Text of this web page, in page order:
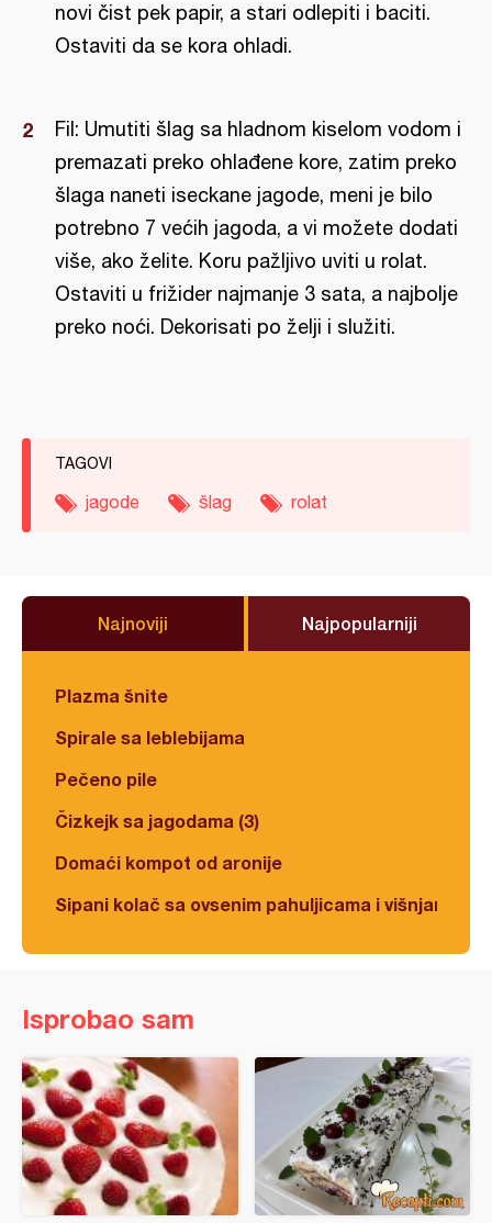
novi čist pek papir, a stari odlepiti i baciti.
Ostaviti da se kora ohladi.
Fil: Umutiti šlag sa hladnom kiselom vodom i
premazati preko ohlađene kore, zatim preko
šlaga naneti iseckane jagode, meni je bilo
potrebno 7 većih jagoda, a vi možete dodati
više, ako želite. Koru pažljivo uviti u rolat.
Ostaviti u frižider najmanje 3 sata, a najbolje
preko noći. Dekorisati po želji i služiti.
TAGOVI
jagode šlag rolat
Najnoviji Najpopularniji
Plazma šnite
Spirale sa leblebijama
Pečeno pile
Čizkejk sa jagodama (3)
Domaći kompot od aronije
Sipani kolač sa ovsenim pahuljicama i višnjama
Isprobao sam